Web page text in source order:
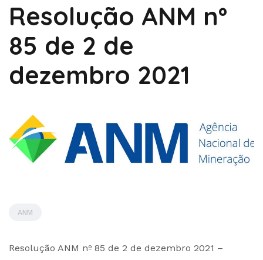
Resolução ANM nº
85 de 2 de
dezembro 2021
ANM
by
Resolução ANM nº 85 de 2 de dezembro 2021 –